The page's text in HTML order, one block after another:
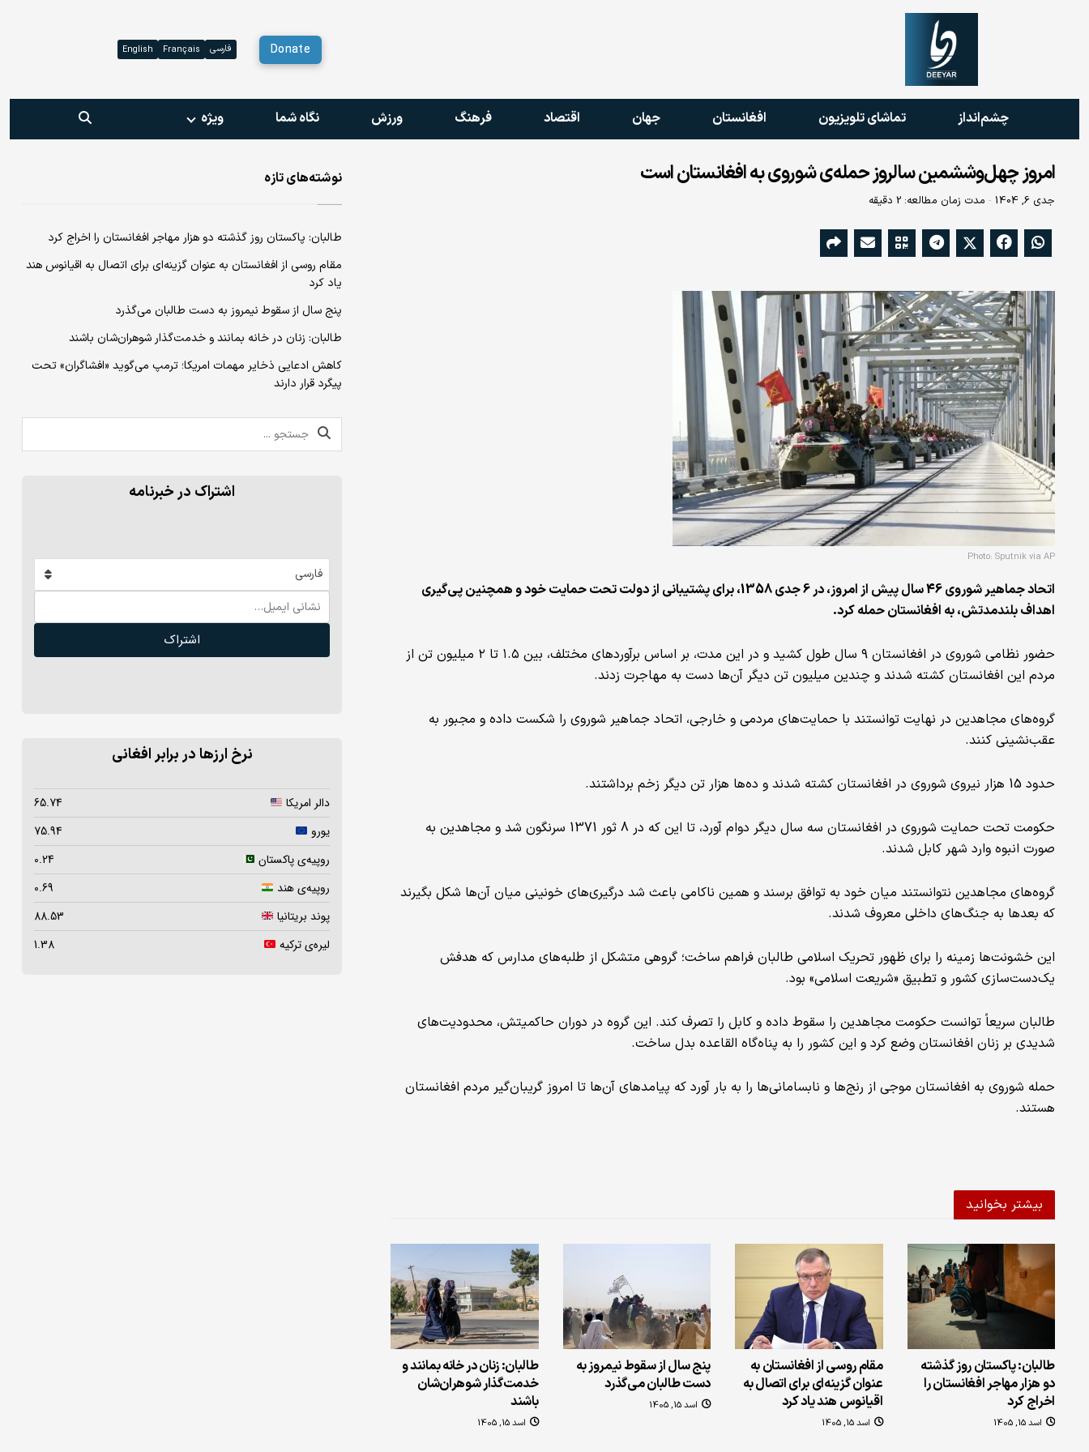
Donate فارسی Français
English
چشم‌انداز تماشای تلویزیون افغانستان جهان اقتصاد فرهنگ ورزش نگاه شما ویژه‌
امروز چهل‌وششمین سالروز حمله‌ی شوروی به افغانستان است
جدی 6, 1404 مدت زمان مطالعه: 2 دقیقه
Photo: Sputnik via AP
اتحاد جماهیر شوروی 46 سال پیش از امروز، در 6 جدی 1358، برای پشتیبانی از دولت تحت حمایت خود و همچنین پی‌گیری
اهداف بلندمدتش، به افغانستان حمله کرد.
حضور نظامی شوروی در افغانستان ۹ سال طول کشید و در این مدت، بر اساس برآوردهای مختلف، بین ۱.۵ تا ۲ میلیون تن از
مردم این افغانستان کشته شدند و چندین میلیون تن دیگر آن‌ها دست به مهاجرت زدند.
گروه‌های مجاهدین در نهایت توانستند با حمایت‌های مردمی و خارجی، اتحاد جماهیر شوروی را شکست داده و مجبور به
عقب‌نشینی کنند.
حدود 15 هزار نیروی شوروی در افغانستان کشته شدند و ده‌ها هزار تن دیگر زخم برداشتند.
حکومت تحت حمایت شوروی در افغانستان سه سال دیگر دوام آورد، تا این که در 8 ثور 1371 سرنگون شد و مجاهدین به
صورت انبوه وارد شهر کابل شدند.
گروه‌های مجاهدین نتوانستند میان خود به توافق برسند و همین ناکامی باعث شد درگیری‌های خونینی میان آن‌ها شکل بگیرند
که بعدها به جنگ‌های داخلی معروف شدند.
این خشونت‌ها زمینه را برای ظهور تحریک اسلامی طالبان فراهم ساخت؛ گروهی متشکل از طلبه‌های مدارس که هدفش
یک‌دست‌سازی کشور و تطبیق «شریعت اسلامی» بود.
طالبان سریعاً توانست حکومت مجاهدین را سقوط داده و کابل را تصرف کند. این گروه در دوران حاکمیتش، محدودیت‌های
شدیدی بر زنان افغانستان وضع کرد و این کشور را به پناه‌گاه القاعده بدل ساخت.
حمله شوروی به افغانستان موجی از رنج‌ها و نابسامانی‌ها را به بار آورد که پیامدهای آن‌ها تا امروز گریبان‌گیر مردم افغانستان
هستند.
بیشتر بخوانید
طالبان: پاکستان روز گذشته
دو هزار مهاجر افغانستان را
اخراج کرد
اسد 15, 1405
مقام روسی از افغانستان به
عنوان گزینه‌ای برای اتصال به
اقیانوس هند یاد کرد
اسد 15, 1405
پنج سال از سقوط نیمروز به
دست طالبان می‌گذرد
اسد 15, 1405
طالبان: زنان در خانه بمانند و
خدمت‌گذار شوهران‌شان
باشند
اسد 15, 1405
نوشته‌های تازه
طالبان: پاکستان روز گذشته دو هزار مهاجر افغانستان را اخراج کرد
مقام روسی از افغانستان به عنوان گزینه‌ای برای اتصال به اقیانوس هند
یاد کرد
پنج سال از سقوط نیمروز به دست طالبان می‌گذرد
طالبان: زنان در خانه بمانند و خدمت‌گذار شوهران‌شان باشند
کاهش ادعایی ذخایر مهمات امریکا؛ ترمپ می‌گوید «افشاگران» تحت
پیگرد قرار دارند
اشتراک در خبرنامه
فارسی
اشتراک
نرخ ارزها در برابر افغانی
دالر امریکا
65.74
یورو
75.94
روپیه‌ی پاکستان
0.24
روپیه‌ی هند
0.69
پوند بریتانیا
88.53
لیره‌ی ترکیه
1.38